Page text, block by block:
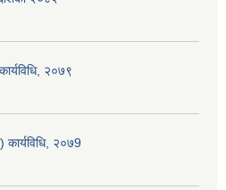
२०७९
२०७9